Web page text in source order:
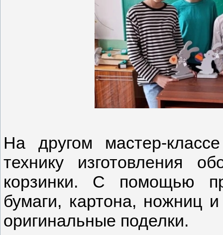
На другом мастер-
технику изготовления
корзинки. С помощью
бумаги, картона, ножниц
оригинальные поделки.